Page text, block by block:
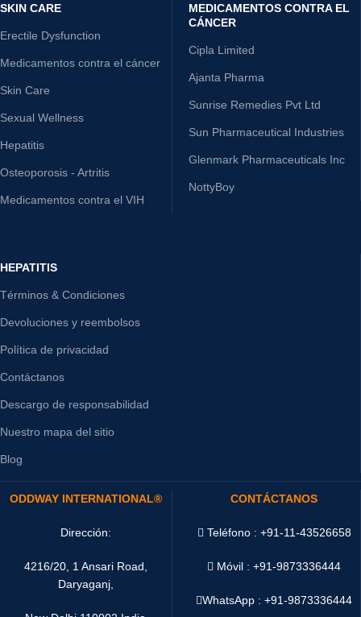
SKIN CARE
Erectile Dysfunction
Medicamentos contra el cáncer
Skin Care
Sexual Wellness
Hepatitis
Osteoporosis - Artritis
Medicamentos contra el VIH
MEDICAMENTOS CONTRA EL
CÁNCER
Cipla Limited
Ajanta Pharma
Sunrise Remedies Pvt Ltd
Sun Pharmaceutical Industries
Glenmark Pharmaceuticals Inc
NottyBoy
HEPATITIS
Términos & Condiciones
Devoluciones y reembolsos
Política de privacidad
Contáctanos
Descargo de responsabilidad
Nuestro mapa del sitio
Blog
ODDWAY INTERNATIONAL®
Dirección:
4216/20, 1 Ansari Road,
Daryaganj,
CONTÁCTANOS
Teléfono : +91-11-43526658
Móvil : +91-9873336444
WhatsApp :+91-9873336444